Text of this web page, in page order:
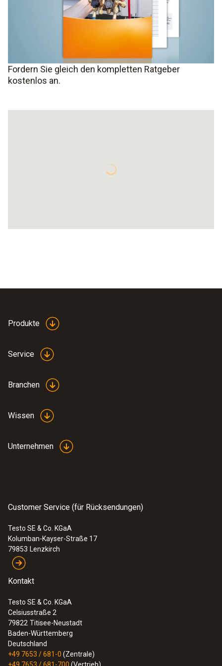
Fordern Sie gleich den kompletten Ratgeber
kostenlos an.
Produkte
Service
Branchen
Wissen
Unternehmen
Customer Service (für Rücksendungen)
Testo SE & Co. KGaA
Kolumban-Kayser-Straße 17
79853 Lenzkirch
Kontakt
Testo SE & Co. KGaA
Celsiusstraße 2
79822 Titisee-Neustadt
Baden-Württemberg
Deutschland
+49 7653 / 681-0 (Zentrale)